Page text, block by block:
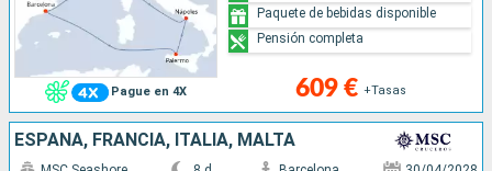
Pague en 4X 609 € +Tasas
Paquete de bebidas disponible
Pensión completa
ESPAÑA, FRANCIA, ITALIA, MALTA